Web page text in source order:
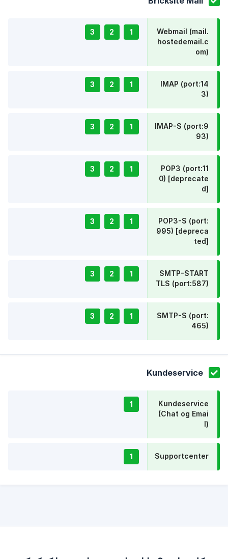
Webmail (mail.
hostedemail.c
om)
1
2
3
IMAP (port:14
3)
1
2
3
IMAP-S (port:9
93)
1
2
3
POP3 (port:11
0) [deprecate
d]
1
2
3
POP3-S (port:
995) [depreca
ted]
1
2
3
SMTP-START
TLS (port:587)
1
2
3
SMTP-S (port:
465)
1
2
3
Kundeservice
Kundeservice
(Chat og Emai
l)
1
Supportcenter
1